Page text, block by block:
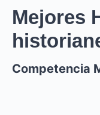
Mejores
Competencia